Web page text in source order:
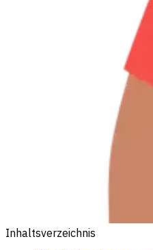
Inhaltsverzeichnis